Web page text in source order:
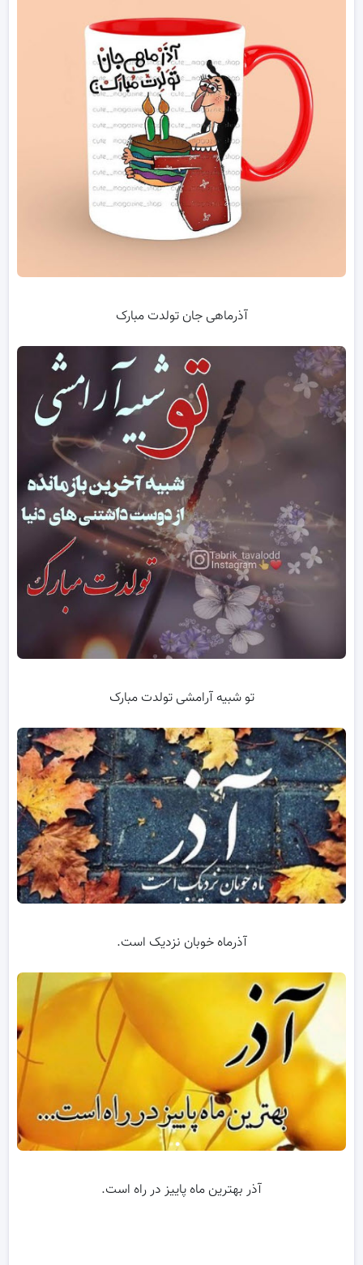
آذرماهی جان تولدت مبارک
تو شبیه آرامشی تولدت مبارک
آذرماه خوبان نزدیک است.
آذر بهترین ماه پاییز در راه است.